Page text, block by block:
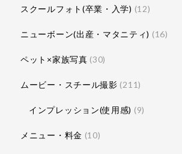
スクールフォト(卒業・入学) (12)
ニューボーン(出産・マタニティ) (16)
ペット×家族写真 (30)
ムービー・スチール撮影 (211)
インプレッション(使用感) (9)
メニュー・料金 (10)